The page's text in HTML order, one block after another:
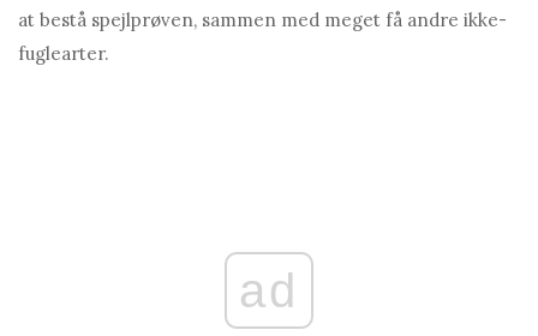
at bestå spejlprøven, sammen med meget få andre ikke-
fuglearter.
ad